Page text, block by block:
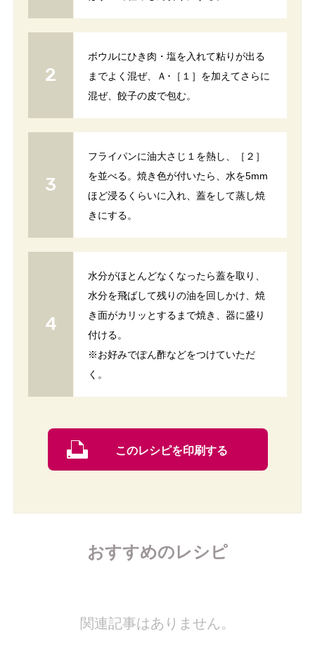
ボウルにひき肉・塩を入れて粘りが出る
までよく混ぜ、Ａ･［１］を加えてさらに
混ぜ、餃子の皮で包む。
フライパンに油大さじ１を熱し、［２］
を並べる。焼き色が付いたら、水を5mm
ほど浸るくらいに入れ、蓋をして蒸し焼
きにする。
水分がほとんどなくなったら蓋を取り、
水分を飛ばして残りの油を回しかけ、焼
き面がカリッとするまで焼き、器に盛り
付ける。
※お好みでぽん酢などをつけていただ
く。
このレシピを印刷する
おすすめのレシピ
関連記事はありません。